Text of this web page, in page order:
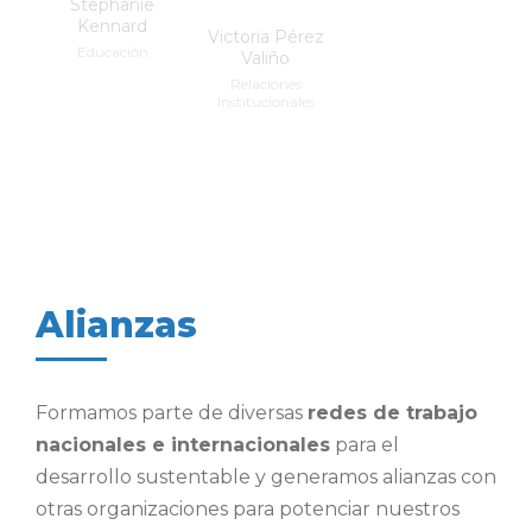
Stephanie
Kennard
Educación
Victoria Pérez
Valiño
Relaciones
Institucionales
Alianzas
Formamos parte de diversas redes de trabajo
nacionales e internacionales para el
desarrollo sustentable y generamos alianzas con
otras organizaciones para potenciar nuestros